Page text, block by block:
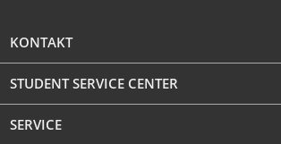
KONTAKT
STUDENT SERVICE CENTER
SERVICE